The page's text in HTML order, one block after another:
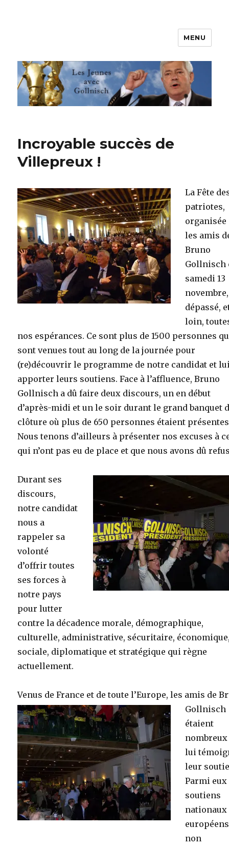
Les jeunes avec Gollnisch
MENU
Incroyable succès de
Villepreux !
La Fête
patriotes,
organisée
les amis
Bruno
Gollnisch
samedi 13
dépassé,
loin,
nos espérances. Ce sont plus de 1500 personnes
sont venues tout au long de la journée pour
(re)découvrir le programme de notre candidat et
apporter leurs soutiens. Face à l’affluence, Bruno
Gollnisch a dû faire deux discours, un en début
d’après-midi et un le soir durant le grand banquet
clôture où plus de 650 personnes étaient
Nous tenons d’ailleurs à présenter nos excuses à
qui n’ont pas eu de place et que nous avons dû
Durant ses
discours,
notre candidat
nous a
rappeler sa
volonté
d’offrir toutes
ses forces à
notre pays
pour lutter
contre la décadence morale, démographique,
culturelle, administrative, sécuritaire,
sociale, diplomatique et stratégique qui règne
actuellement.
Venus de France et de toute l’Europe, les amis de
Gollnisch
étaient
nombreux
lui
leur
Parmi eux
soutiens
nationaux
européens
non